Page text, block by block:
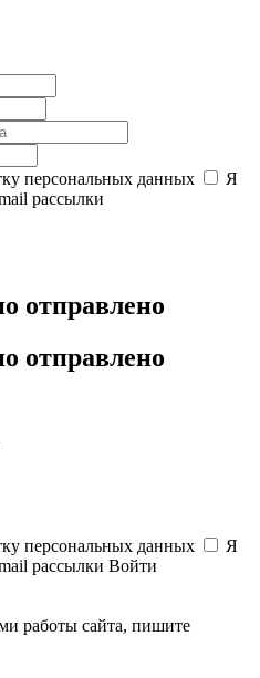
персональных данных
Я
рассылки
отправлено
отправлено
персональных данных
Я
рассылки Войти
работы сайта, пишите